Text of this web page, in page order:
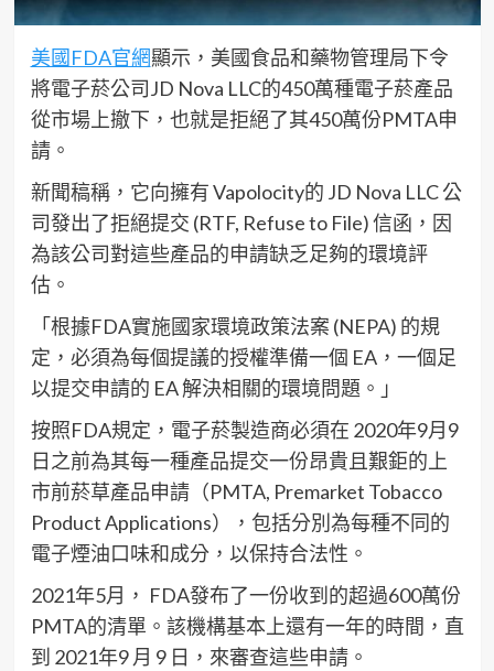
美國FDA官網顯示，美國食品和藥物管理局下令
將電子菸公司JD Nova LLC的450萬種電子菸產品
從市場上撤下，也就是拒絕了其450萬份PMTA申
請。
新聞稿稱，它向擁有 Vapolocity的 JD Nova LLC 公
司發出了拒絕提交 (RTF, Refuse to File) 信函，因
為該公司對這些產品的申請缺乏足夠的環境評
估。
「根據FDA實施國家環境政策法案 (NEPA) 的規
定，必須為每個提議的授權準備一個 EA，一個足
以提交申請的 EA 解決相關的環境問題。」
按照FDA規定，電子菸製造商必須在 2020年9月9
日之前為其每一種產品提交一份昂貴且艱鉅的上
市前菸草產品申請（PMTA, Premarket Tobacco
Product Applications），包括分別為每種不同的
電子煙油口味和成分，以保持合法性。
2021年5月， FDA發布了一份收到的超過600萬份
PMTA的清單。該機構基本上還有一年的時間，直
到 2021年9 月 9 日，來審查這些申請。